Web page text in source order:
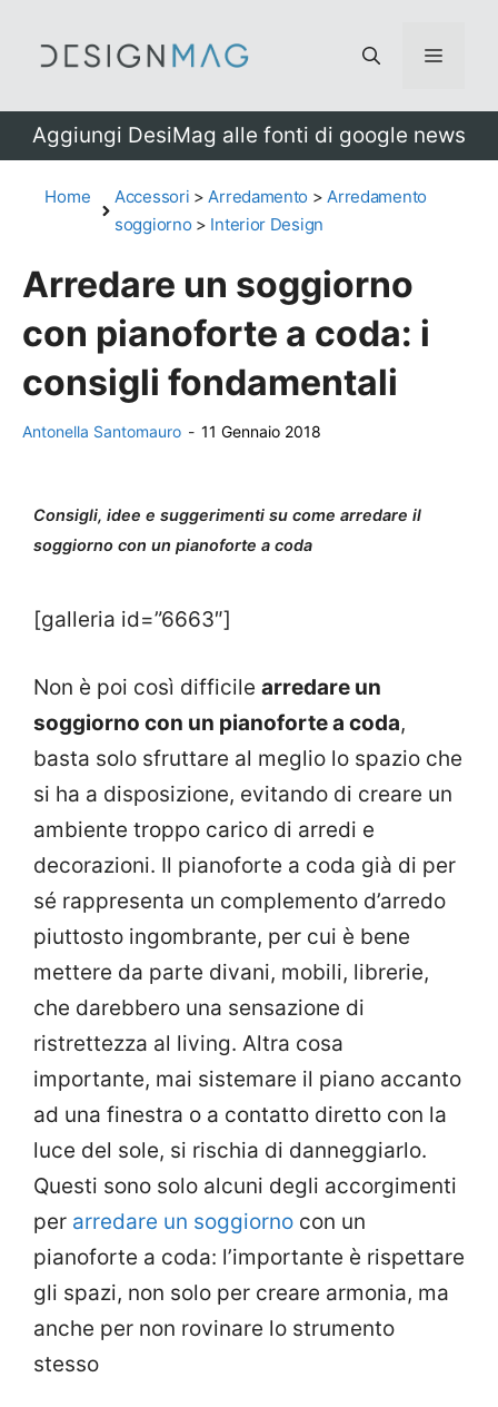
Menu
Aggiungi DesiMag alle fonti di google news
Home Accessori >Arredamento >Arredamento
soggiorno > Interior Design
Arredare un soggiorno
con pianoforte a coda: i
consigli fondamentali
Antonella Santomauro - 11 Gennaio 2018
Consigli, idee e suggerimenti su come arredare il
soggiorno con un pianoforte a coda
[galleria id=”6663″]
Non è poi così difficile arredare un
soggiorno con un pianoforte a coda,
basta solo sfruttare al meglio lo spazio che
si ha a disposizione, evitando di creare un
ambiente troppo carico di arredi e
decorazioni. Il pianoforte a coda già di per
sé rappresenta un complemento d’arredo
piuttosto ingombrante, per cui è bene
mettere da parte divani, mobili, librerie,
che darebbero una sensazione di
ristrettezza al living. Altra cosa
importante, mai sistemare il piano accanto
ad una finestra o a contatto diretto con la
luce del sole, si rischia di danneggiarlo.
Questi sono solo alcuni degli accorgimenti
per arredare un soggiorno con un
pianoforte a coda: l’importante è rispettare
gli spazi, non solo per creare armonia, ma
anche per non rovinare lo strumento
stesso